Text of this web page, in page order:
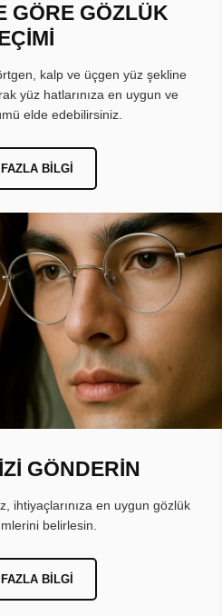
GÖRE GÖZLÜK
kalp ve üçgen yüz şekline
yüz hatlarınıza en uygun ve
elde edebilirsiniz.
BILGI
GÖNDERİN
ihtiyaçlarınıza en uygun gözlük
belirlesin.
BILGI